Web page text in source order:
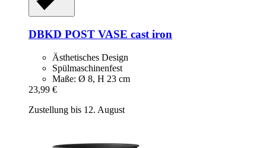
DBKD POST VASE cast iron
Ästhetisches Design
Spülmaschinenfest
Maße: Ø 8, H 23 cm
23,99 €
Zustellung bis 12. August